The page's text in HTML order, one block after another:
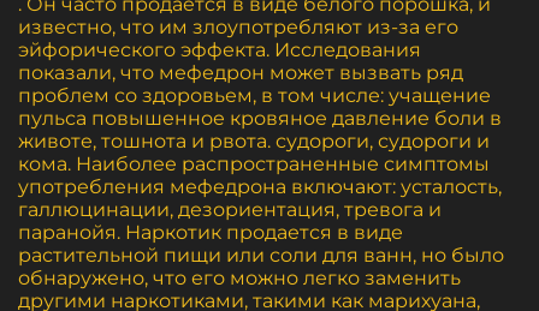
известно, что им злоупотребляют из-за его
эйфорического эффекта. Исследования
показали, что мефедрон может вызвать ряд
проблем со здоровьем, в том числе: учащение
пульса повышенное кровяное давление боли в
животе, тошнота и рвота. судороги, судороги и
кома. Наиболее распространенные симптомы
употребления мефедрона включают: усталость,
галлюцинации, дезориентация, тревога и
паранойя. Наркотик продается в виде
растительной пищи или соли для ванн, но было
обнаружено, что его можно легко заменить
другими наркотиками, такими как марихуана,